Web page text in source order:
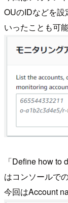
OUのIDなどを設
いったことも可
「Define how
はコンソールで
今回はAccount